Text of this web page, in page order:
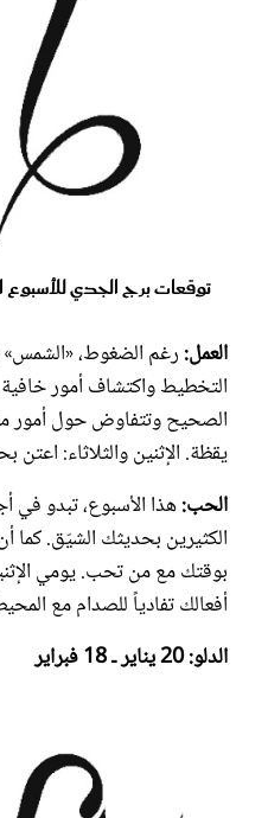
توقعات برج الجدي للأسبوع
العمل:رغم الضغوط،
التخطيط واكتشاف أمور
الصحيح وتتفاوض حول أمور
يقظة. الإثنين والثلاثاء:
الحب:هذا الأسبوع، تبدو
الكثيرين بحديثك الشيّق. كما
بوقتك مع من تحب. يومي
أفعالك تفادياً للصدام مع
الدلو: 20 يناير ـ 18 فبراير